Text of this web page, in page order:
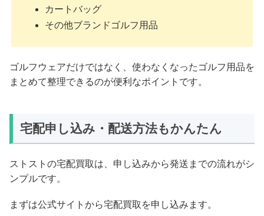
カートバッグ
その他ブランドゴルフ用品
ゴルフウェアだけではなく、使わなくなったゴルフ用品を
まとめて整理できるのが便利なポイントです。
宅配申し込み・配送方法もかんたん
ストストの宅配買取は、申し込みから発送までの流れがシ
ンプルです。
まずは公式サイトから宅配買取を申し込みます。